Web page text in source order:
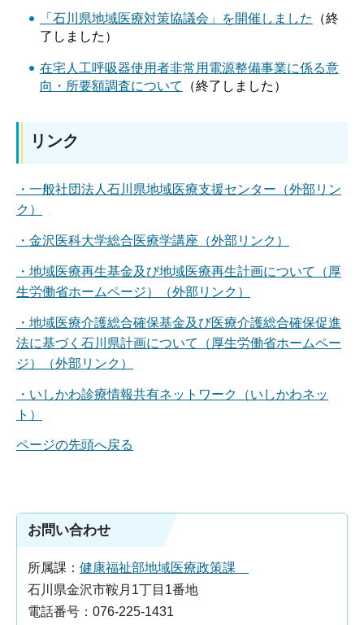
「石川県地域医療対策協議会」を開催しました
（終
了しました）
在宅人工呼吸器使用者非常用電源整備事業に係る意
向・所要額調査について
（終了しました）
リンク
・一般社団法人石川県地域医療支援センター（外部リン
ク）
・金沢医科大学総合医療学講座（外部リンク）
・地域医療再生基金及び地域医療再生計画について（厚
生労働省ホームページ）（外部リンク）
・地域医療介護総合確保基金及び医療介護総合確保促進
法に基づく石川県計画について（厚生労働省ホームペー
ジ）（外部リンク）
・いしかわ診療情報共有ネットワーク（いしかわネッ
ト）
ページの先頭へ戻る
お問い合わせ
所属課： 健康福祉部地域医療政策課
石川県金沢市鞍月1丁目1番地
電話番号：076-225-1431